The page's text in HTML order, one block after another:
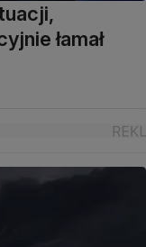
łamał